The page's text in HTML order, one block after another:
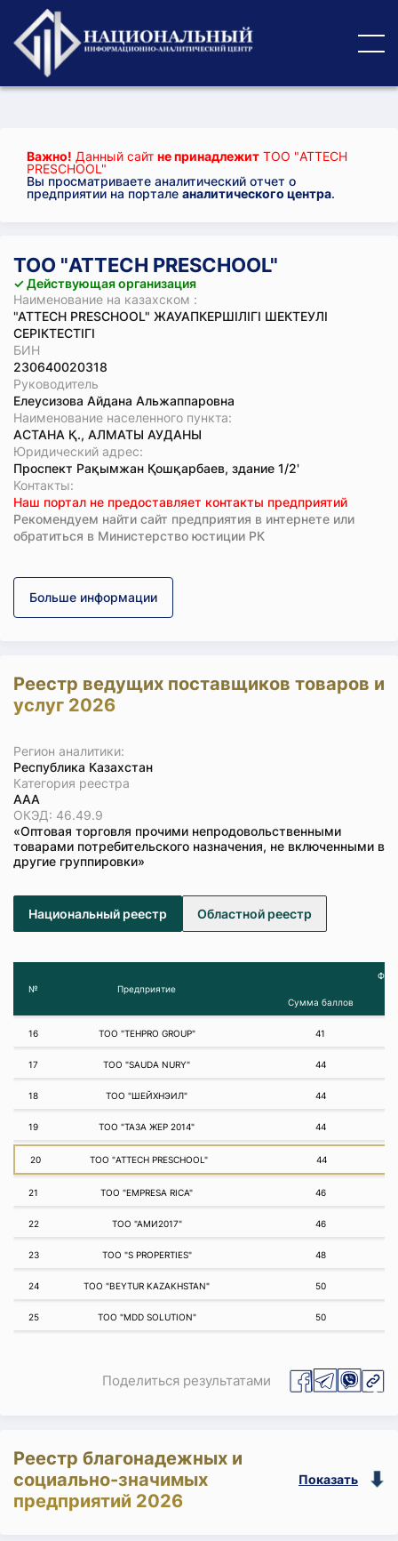
Важно! Данный сайт не принадлежит ТОО "ATTECH
PRESCHOOL"
Вы просматриваете аналитический отчет о
предприятии на портале аналитического центра.
ТОО "ATTECH PRESCHOOL"
✓ Действующая организация
Наименование на казахском :
"ATTECH PRESCHOOL" ЖАУАПКЕРШІЛІГІ ШЕКТЕУЛІ
СЕРІКТЕСТІГІ
БИН
230640020318
Руководитель
Елеусизова Айдана Альжаппаровна
Наименование населенного пункта:
АСТАНА Қ., АЛМАТЫ АУДАНЫ
Юридический адрес:
Проспект Рақымжан Қошқарбаев, здание 1/2'
Koнтaкты:
Наш портал не предоставляет контакты предприятий
Рекомендуем найти сайт предприятия в интернете или
обратиться в Министерство юстиции РК
Больше информации
Реестр ведущих поставщиков товаров и
услуг 2026
Регион аналитики:
Республика Казахстан
Категория реестра
ААА
ОКЭД: 46.49.9
«Оптовая торговля прочими непродовольственными
товарами потребительского назначения, не включенными в
другие группировки»
Национальный реестр Областной реестр
№ Предприятие
Сумма баллов
16 ТОО "TEHPRO GROUP" 41
17 ТОО "SAUDA NURY" 44
18 ТОО "ШЕЙХНЭИЛ" 44
19 ТОО "ТАЗА ЖЕР 2014" 44
20 ТОО "ATTECH PRESCHOOL" 44
21 ТОО "EMPRESA RICA" 46
22 ТОО "АМИ2017" 46
23 ТОО "S PROPERTIES" 48
24 ТОО "BEYTUR KAZAKHSTAN" 50
25 ТОО "MDD SOLUTION" 50
Поделиться результатами
Реестр благонадежных и
социально-значимых
предприятий 2026
Показать